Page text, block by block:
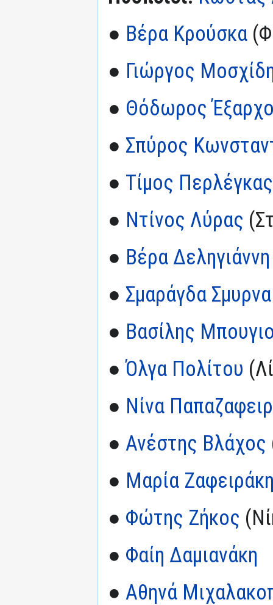
● Βέρα Κρούσκα
● Γιώργος
● Θόδωρος
● Σπύρος
● Τίμος Περλέγκας
● Ντίνος Λύρας
● Βέρα Δεληγιάννη
● Σμαράγδα
● Βασίλης
●Όλγα Πολίτου
● Νίνα
● Ανέστης Βλάχος
● Μαρία
● Φώτης Ζήκος
● Φαίη Δαμιανάκη
● Αθηνά